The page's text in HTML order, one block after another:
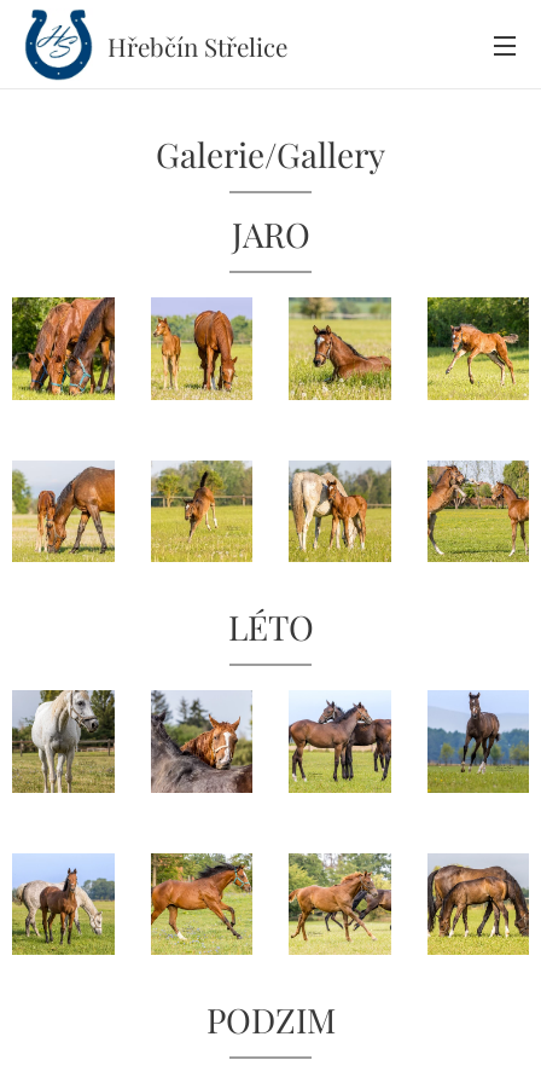
Hřebčín Střelice
Galerie/Gallery
JARO
LÉTO
PODZIM